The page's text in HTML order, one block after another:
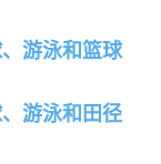
游泳和篮球
游泳和田径